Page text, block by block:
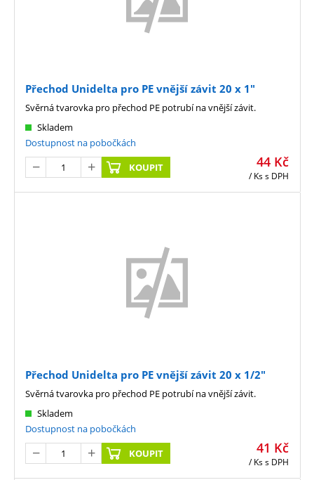
Přechod Unidelta pro PE vnější závit 20 x 1"
44 Kč
/ Kss DPH
Skladem
Dostupnost na pobočkách
KOUPIT
Svěrná tvarovka pro přechod PE potrubí na vnější závit.
Přechod Unidelta pro PE vnější závit 20 x 1/2"
41 Kč
/ Kss DPH
Skladem
Dostupnost na pobočkách
KOUPIT
Svěrná tvarovka pro přechod PE potrubí na vnější závit.